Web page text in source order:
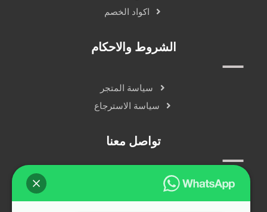
اكواد الخصم
الشروط والاحكام
سياسة المتجر
سياسة الاسترجاع
تواصل معنا
دردشة مباشرة